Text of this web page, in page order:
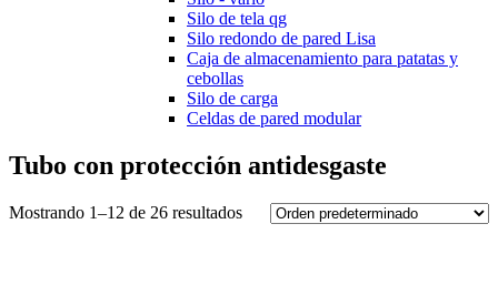
Silo de tela qg
Silo redondo de pared Lisa
Caja de almacenamiento para patatas y
cebollas
Silo de carga
Celdas de pared modular
Tubo con protección antidesgaste
Mostrando 1–12 de 26 resultados